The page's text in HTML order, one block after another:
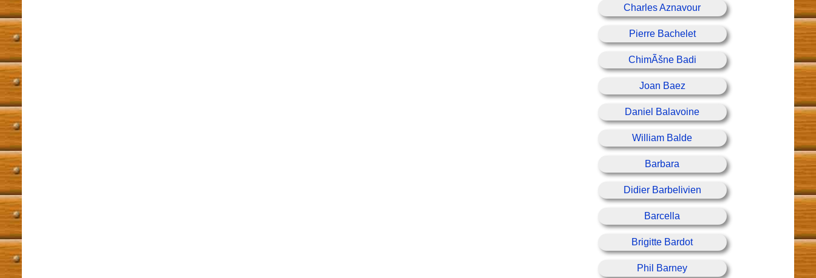
Charles Aznavour
Pierre Bachelet
ChimÃšne Badi
Joan Baez
Daniel Balavoine
William Balde
Barbara
Didier Barbelivien
Barcella
Brigitte Bardot
Phil Barney